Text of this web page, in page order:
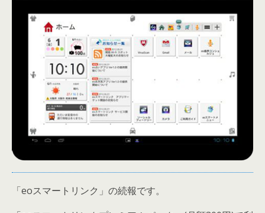
「eoスマートリンク」の続報です。